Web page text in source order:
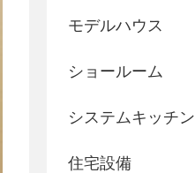
モデルハウス
ショールーム
システムキッチン
住宅設備